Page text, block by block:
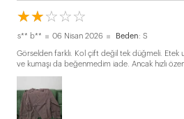
☆☆☆☆☆
★★★★★
s** b** 06 Nisan 2026 Beden: S
Görselden farklı. Kol çift değil tek düğmeli. Etek
ve kumaşı da beğenmedim iade. Ancak hızlı